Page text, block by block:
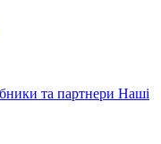
та партнери Наші